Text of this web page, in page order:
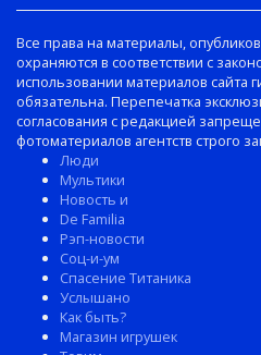
Все права на материалы,
охраняются в соответствии с
использовании материалов сайта
обязательна. Перепечатка
согласования с редакцией
фотоматериалов агентств строго
Люди
Мультики
Новость и
De Familia
Рэп-новости
Соц-и-ум
Спасение Титаника
Услышано
Как быть?
Магазин игрушек